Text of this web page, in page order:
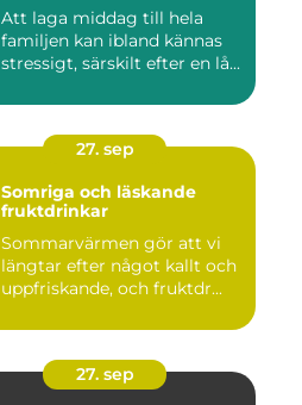
Att laga middag till hela
familjen kan ibland kännas
stressigt, särskilt efter en lå...
27. sep
Somriga och läskande
fruktdrinkar
Sommarvärmen gör att vi
längtar efter något kallt och
uppfriskande, och fruktdr...
27. sep